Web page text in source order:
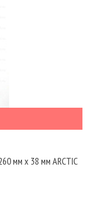
мм x 38 мм ARCTIC